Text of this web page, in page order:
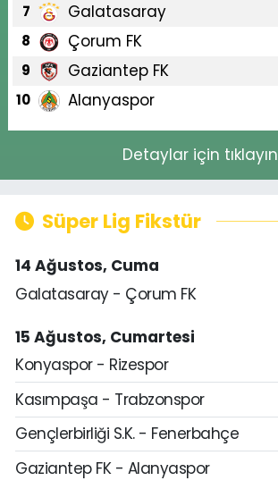
7 Galatasaray
8 Çorum FK
9 Gaziantep FK
10 Alanyaspor
Detaylar için tıklayın
Süper Lig Fikstür
14 Ağustos, Cuma
Galatasaray - Çorum FK
15 Ağustos, Cumartesi
Konyaspor - Rizespor
Kasımpaşa - Trabzonspor
Gençlerbirliği S.K. - Fenerbahçe
Gaziantep FK - Alanyaspor